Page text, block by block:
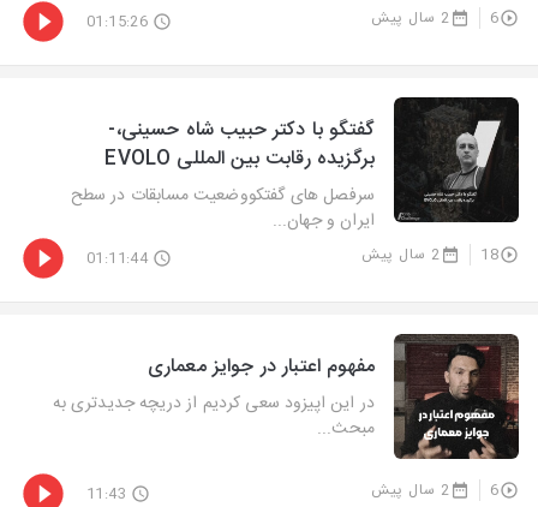
6 2 سال پیش 01:15:26
گفتگو با دکتر حبیب شاه حسینی،-
برگزیده رقابت بین المللی EVOLO
سرفصل های گفتکووضعیت مسابقات در سطح
ایران و جهان...
18 2 سال پیش 01:11:44
مفهوم اعتبار در جوایز معماری
در این اپیزود سعی کردیم از دریچه جدیدتری به
مبحث...
6 2 سال پیش 11:43